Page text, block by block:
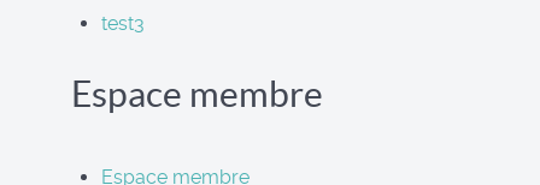
test3
Espace membre
Espace membre